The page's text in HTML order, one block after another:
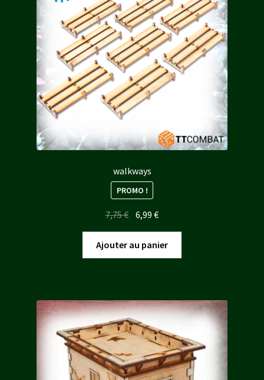
walkways
PROMO !
7,75€ Le
initial
était :
6,99€Le
actuel
est :
Ajouter au panier